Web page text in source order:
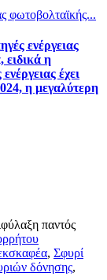
φωτοβολταϊκής...
ενέργειας
ειδικά η
έχει
η μεγαλύτερη
παντός
, Σφυρί
δόνησης,